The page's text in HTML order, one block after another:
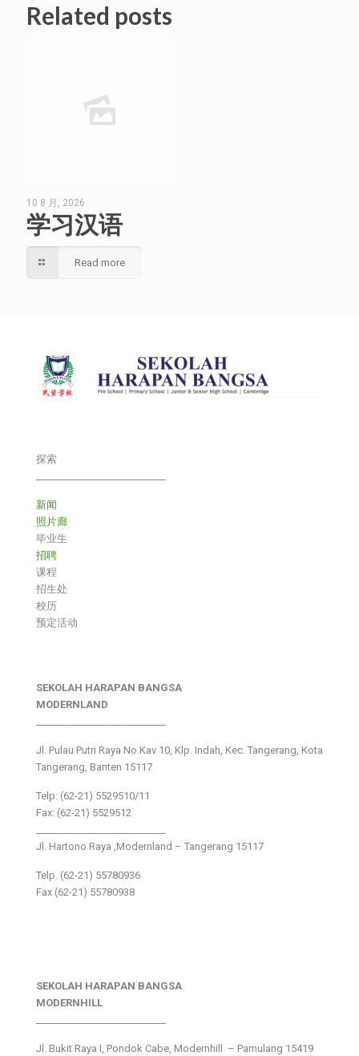
Related posts
10 8 月, 2026
学习汉语
Read more
探索
新闻
照片廊
毕业生
招聘
课程
招生处
校历
预定活动
SEKOLAH HARAPAN BANGSA
MODERNLAND
Jl. Pulau Putri Raya No.Kav 10, Klp. Indah, Kec. Tangerang, Kota
Tangerang, Banten 15117
Telp: (62-21) 5529510/11
Fax: (62-21) 5529512
Jl. Hartono Raya ,Modernland – Tangerang 15117
Telp. (62-21) 55780936
Fax (62-21) 55780938
SEKOLAH HARAPAN BANGSA
MODERNHILL
Jl. Bukit Raya I, Pondok Cabe, Modernhill – Pamulang 15419